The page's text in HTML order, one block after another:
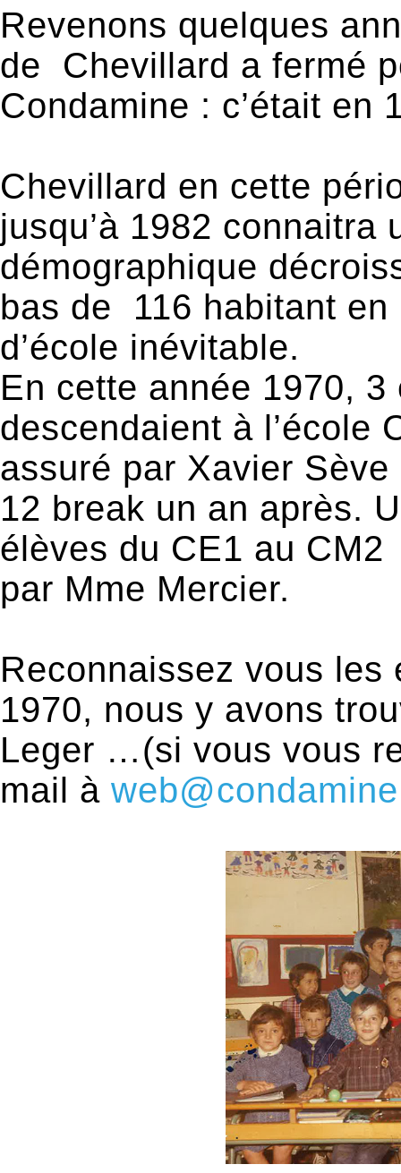
Revenons quelques
de Chevillard a fermé
Condamine : c’était en
Chevillard en cette
jusqu’à 1982 connaitra
démographique
bas de 116 habitant en
d’école inévitable.
En cette année 1970,
descendaient à l’école
assuré par Xavier
12 break un an après.
élèves du CE1 au
par Mme Mercier.
Reconnaissez vous
1970, nous y avons
Leger …(si vous vous
mail à